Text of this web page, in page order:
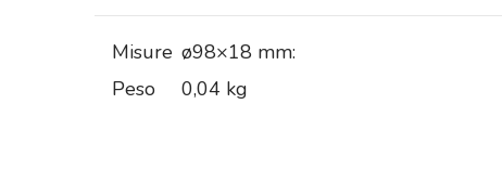
Misure ø98×18 mm:
Peso
0,04 kg